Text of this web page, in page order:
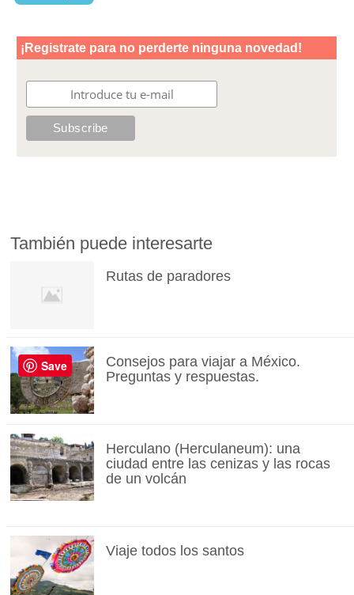
También puede interesarte
Rutas de paradores
Consejos para viajar a México.
Preguntas y respuestas.
Herculano (Herculaneum): una
ciudad entre las cenizas y las rocas
de un volcán
Viaje todos los santos
Save